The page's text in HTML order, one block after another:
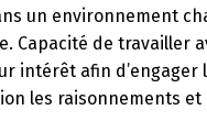
un environnement
Capacité de travailler
intérêt afin
les raisonnements